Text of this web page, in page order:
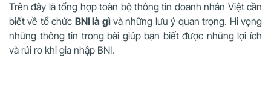
Trên đây là tổng hợp toàn bộ thông tin doanh nhân Việt cần
biết về tổ chức BNI là gìvà những lưu ý quan trọng. Hi vọng
những thông tin trong bài giúp bạn biết được những lợi ích
và rủi ro khi gia nhập BNI.